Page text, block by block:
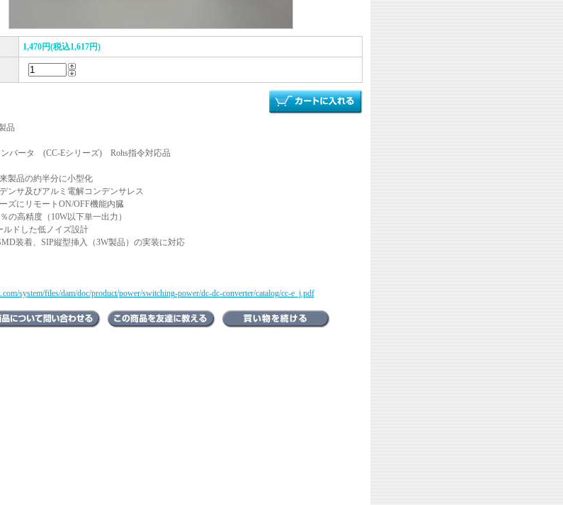
1,470円(税込1,617円)
品
ンバータ (CC-Eシリーズ) Rohs指令対応品
製品の約半分に小型化
ンサ及びアルミ電解コンデンサレス
ズにリモートON/OFF機能内臓
の高精度（10W以下単一出力）
ルドした低ノイズ設計
装着、SIP縦型挿入（3W製品）の実装に対応
system/files/dam/doc/product/power/switching-power/dc-dc-converter/catalog/cc-e_j.pdf